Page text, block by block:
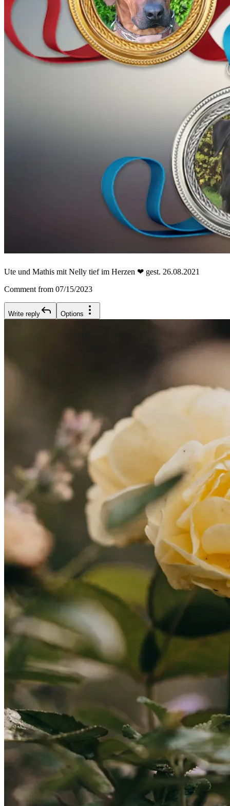
Ute und Mathis mit Nelly tief im Herzen ❤ gest. 26.08.2021
Comment from 07/15/2023
Write reply Options